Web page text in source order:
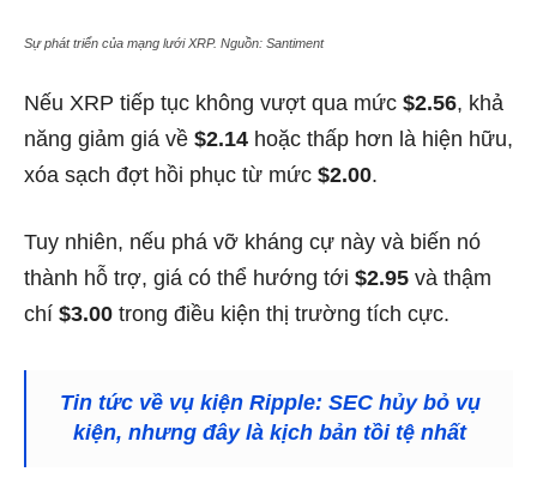
Sự phát triển của mạng lưới XRP. Nguồn: Santiment
Nếu XRP tiếp tục không vượt qua mức $2.56, khả
năng giảm giá về $2.14 hoặc thấp hơn là hiện hữu,
xóa sạch đợt hồi phục từ mức $2.00.
Tuy nhiên, nếu phá vỡ kháng cự này và biến nó
thành hỗ trợ, giá có thể hướng tới $2.95 và thậm
chí $3.00 trong điều kiện thị trường tích cực.
Tin tức về vụ kiện Ripple: SEC hủy bỏ vụ
kiện, nhưng đây là kịch bản tồi tệ nhất